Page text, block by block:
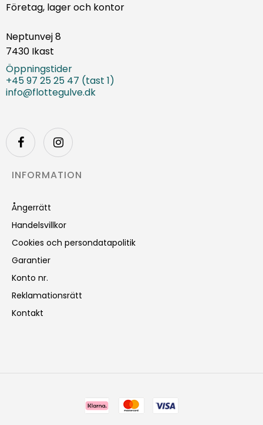
Företag, lager och kontor
Neptunvej 8
7430 Ikast
Öppningstider
+45 97 25 25 47 (tast 1)
info@flottegulve.dk
INFORMATION
Ångerrätt
Handelsvillkor
Cookies och persondatapolitik
Garantier
Konto nr.
Reklamationsrätt
Kontakt